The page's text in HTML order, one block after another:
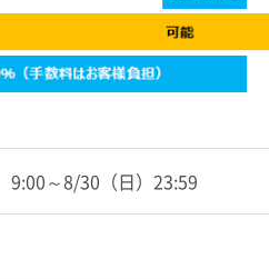
9:00～8/30（日）23:59